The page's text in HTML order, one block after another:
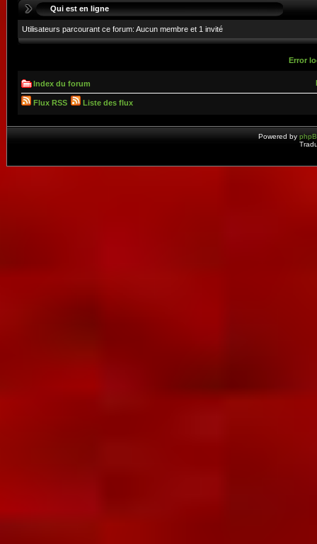
Qui est en ligne
Utilisateurs parcourant ce forum: Aucun membre et 1 invité
Error
Index du forum
Flux RSS Liste des flux
Powered by